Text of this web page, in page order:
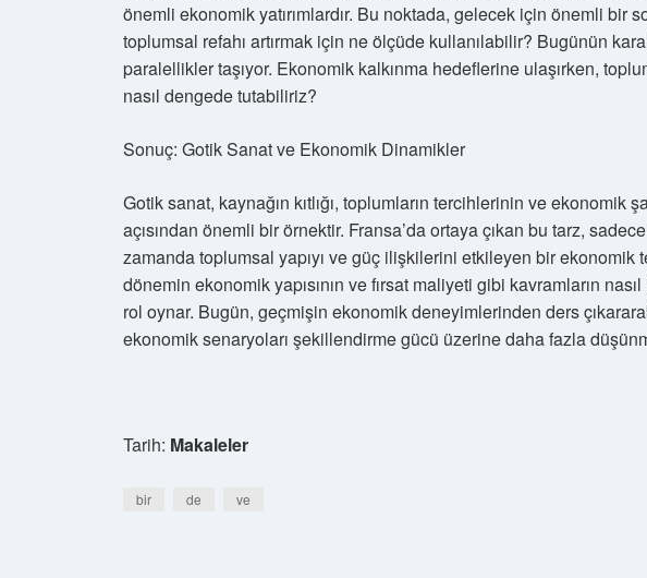
önemli ekonomik yatırımlardır. Bu noktada, gelecek için önemli bir
toplumsal refahı artırmak için ne ölçüde kullanılabilir? Bugünün
paralellikler taşıyor. Ekonomik kalkınma hedeflerine ulaşırken,
nasıl dengede tutabiliriz?
Sonuç: Gotik Sanat ve Ekonomik Dinamikler
Gotik sanat, kaynağın kıtlığı, toplumların tercihlerinin ve ekonomik
açısından önemli bir örnektir. Fransa’da ortaya çıkan bu tarz,
zamanda toplumsal yapıyı ve güç ilişkilerini etkileyen bir ekonomik
dönemin ekonomik yapısının ve fırsat maliyeti gibi kavramların
rol oynar. Bugün, geçmişin ekonomik deneyimlerinden ders
ekonomik senaryoları şekillendirme gücü üzerine daha fazla
Tarih: Makaleler
bir de ve